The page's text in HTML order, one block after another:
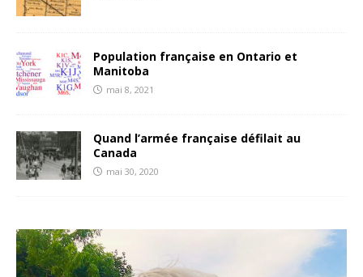
Population française en Ontario et
Manitoba
mai 8, 2021
Quand l’armée française défilait au
Canada
mai 30, 2020